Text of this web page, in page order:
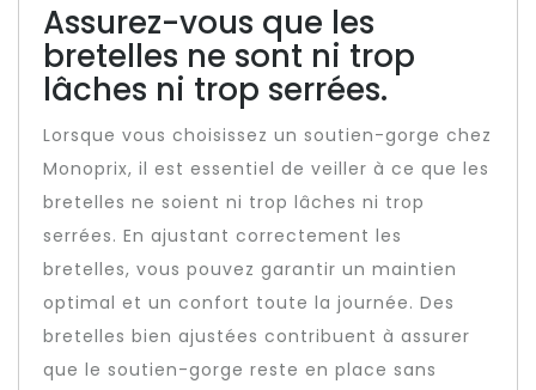
Assurez-vous que les
bretelles ne sont ni trop
lâches ni trop serrées.
Lorsque vous choisissez un soutien-gorge chez
Monoprix, il est essentiel de veiller à ce que les
bretelles ne soient ni trop lâches ni trop
serrées. En ajustant correctement les
bretelles, vous pouvez garantir un maintien
optimal et un confort toute la journée. Des
bretelles bien ajustées contribuent à assurer
que le soutien-gorge reste en place sans